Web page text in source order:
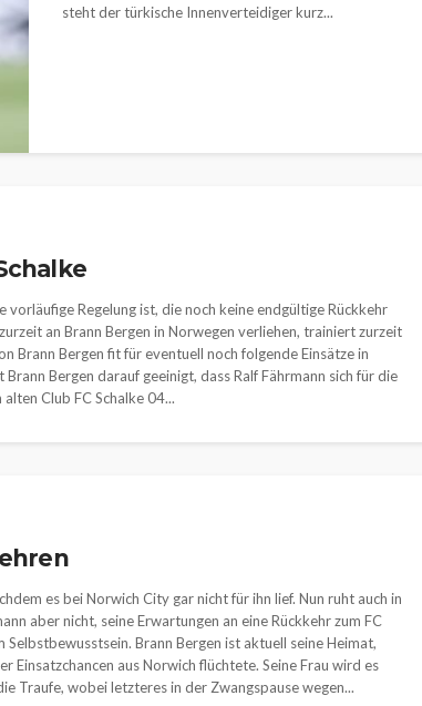
steht der türkische Innenverteidiger kurz...
vorläufige Regelung ist, die noch keine endgültige Rückkehr
an Brann Bergen in Norwegen verliehen, trainiert zurzeit
Brann Bergen fit für eventuell noch folgende Einsätze in
Bergen darauf geeinigt, dass Ralf Fährmann sich für die
Club FC Schalke 04...
es bei Norwich City gar nicht für ihn lief. Nun ruht auch in
aber nicht, seine Erwartungen an eine Rückkehr zum FC
Brann Bergen ist aktuell seine Heimat,
Einsatzchancen aus Norwich flüchtete. Seine Frau wird es
Traufe, wobei letzteres in der Zwangspause wegen...